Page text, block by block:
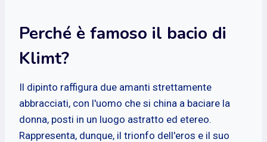
Perché è famoso il bacio di
Klimt?
Il dipinto raffigura due amanti strettamente
abbracciati, con l'uomo che si china a baciare la
donna, posti in un luogo astratto ed etereo.
Rappresenta, dunque, il trionfo dell'eros e il suo